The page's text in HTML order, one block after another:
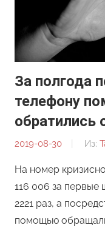
За полгода
телефону
обратились
2019-08-30
От:
Из:
На номер
116 006 за первые
2221 раз, а
помощью